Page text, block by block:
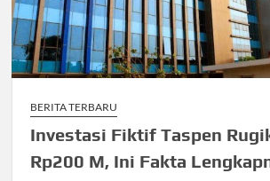
BERITA TERBARU
Investasi Fiktif Taspen
Rp200 M, Ini Fakta